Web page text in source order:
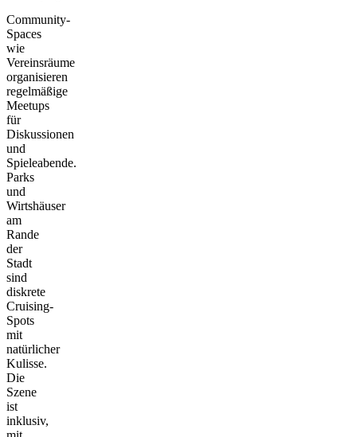
Community-
Spaces
wie
Vereinsräume
organisieren
regelmäßige
Meetups
für
Diskussionen
und
Spieleabende.
Parks
und
Wirtshäuser
am
Rande
der
Stadt
sind
diskrete
Cruising-
Spots
mit
natürlicher
Kulisse.
Die
Szene
ist
inklusiv,